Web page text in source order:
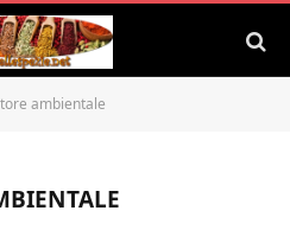
ambientale